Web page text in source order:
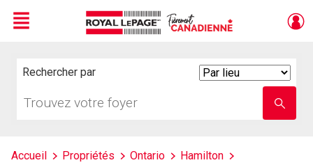
Menu
Rechercher par
votre
nom
Accueil Propriétés Ontario
Hamilton